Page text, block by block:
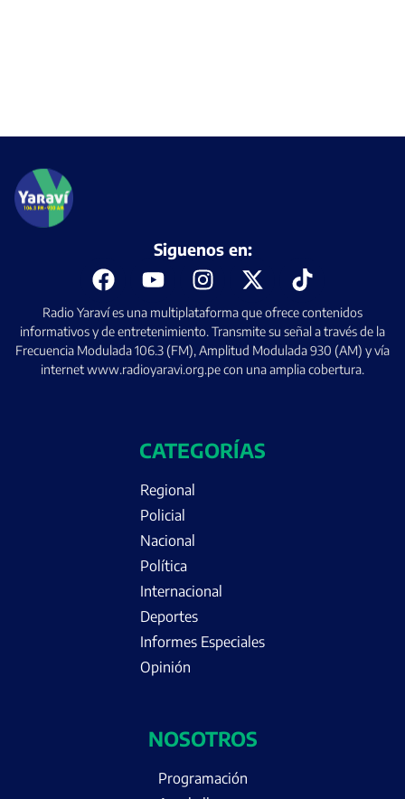
Radio Yaraví es una multiplataforma que ofrece contenidos
informativos y de entretenimiento. Transmite su señal a través de la
Frecuencia Modulada 106.3 (FM), Amplitud Modulada 930 (AM) y vía
internet www.radioyaravi.org.pe con una amplia cobertura.
Siguenos en:
CATEGORÍAS
Regional
Policial
Nacional
Política
Internacional
Deportes
Informes Especiales
Opinión
NOSOTROS
Programación